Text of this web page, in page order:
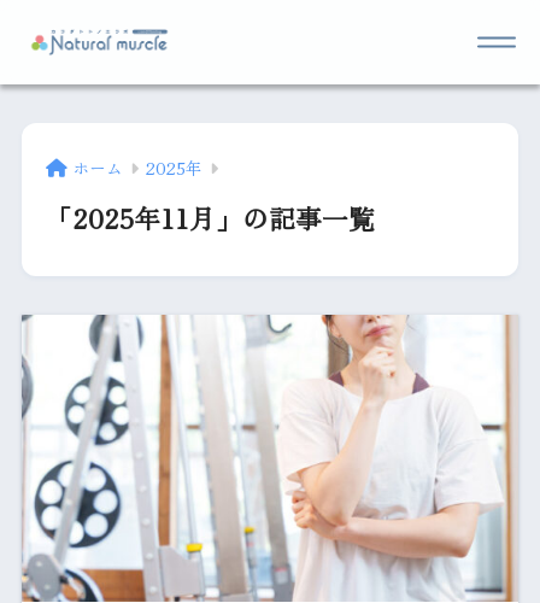
ホーム 2025年
「2025年11月」の記事一覧